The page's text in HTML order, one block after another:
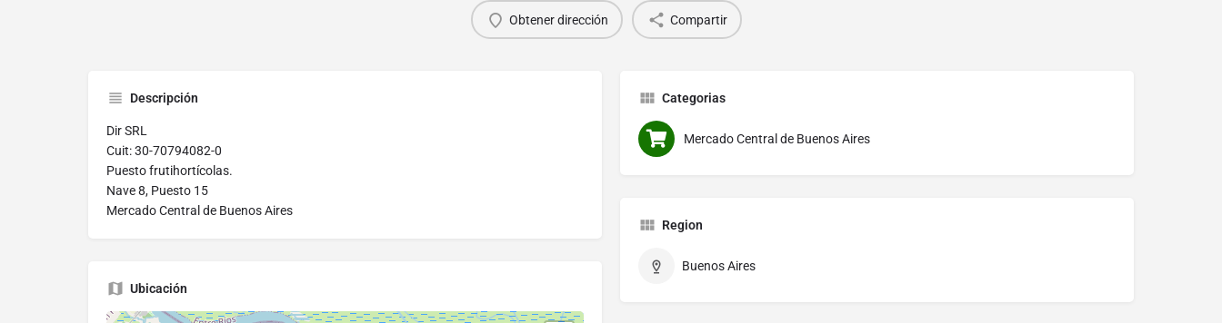
Obtener dirección Compartir
Descripción
Dir SRL
Cuit: 30-70794082-0
Puesto frutihortícolas.
Nave 8, Puesto 15
Mercado Central de Buenos Aires
Ubicación
Categorias
Mercado Central de Buenos Aires
Region
Buenos Aires